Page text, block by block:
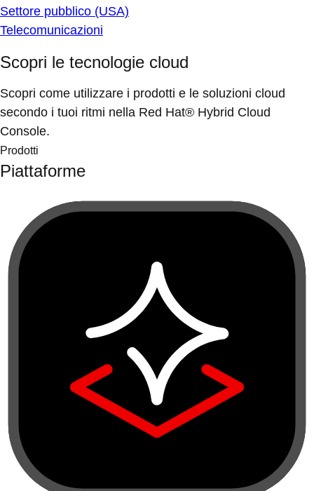
Settore pubblico (USA)
Telecomunicazioni
Scopri le tecnologie cloud
Scopri come utilizzare i prodotti e le soluzioni cloud
secondo i tuoi ritmi nella Red Hat® Hybrid Cloud
Console.
Prodotti
Piattaforme